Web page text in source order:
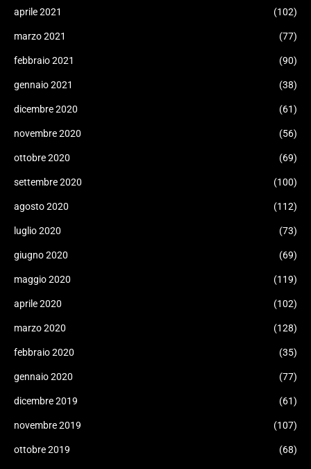
aprile 2021 (102)
marzo 2021 (77)
febbraio 2021 (90)
gennaio 2021 (38)
dicembre 2020 (61)
novembre 2020 (56)
ottobre 2020 (69)
settembre 2020 (100)
agosto 2020 (112)
luglio 2020 (73)
giugno 2020 (69)
maggio 2020 (119)
aprile 2020 (102)
marzo 2020 (128)
febbraio 2020 (35)
gennaio 2020 (77)
dicembre 2019 (61)
novembre 2019 (107)
ottobre 2019 (68)